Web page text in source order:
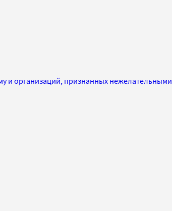
и организаций, признанных нежелательными